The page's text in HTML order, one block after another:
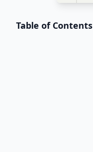
Table of Contents